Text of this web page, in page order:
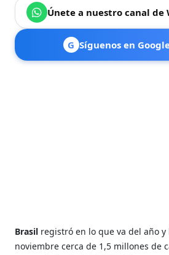
Únete a nuestro canal de
G Síguenos en
Brasil registró en lo que va del año
noviembre cerca de 1,5 millones de